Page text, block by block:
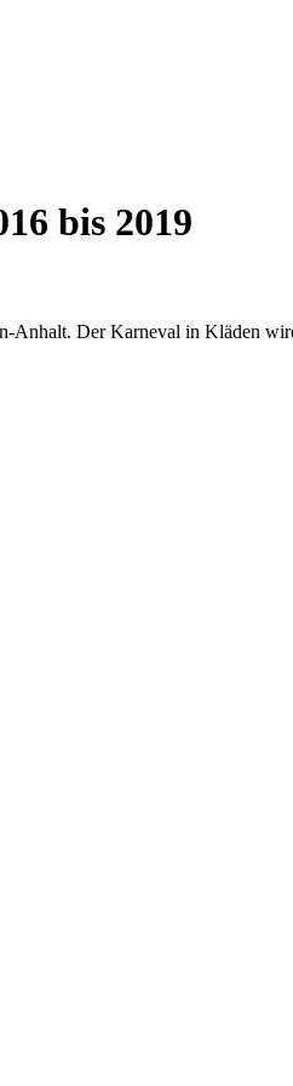
bis 2019
Anhalt. Der Karneval in Kläden